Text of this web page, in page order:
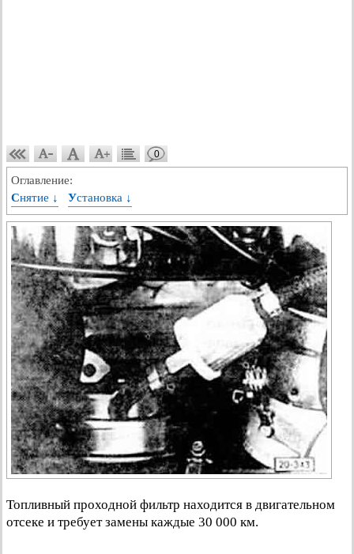
0
Оглавление:
Снятие ↓
Установка ↓
Топливный проходной фильтр находится в двигательном
отсеке и требует замены каждые 30 000 км.